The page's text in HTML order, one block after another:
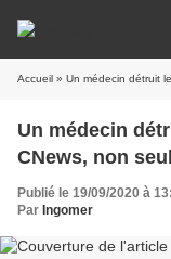
Accueil » Un médecin détruit le
Un médecin
CNews, non
Publié le 19/09/2020 à
Par Ingomer